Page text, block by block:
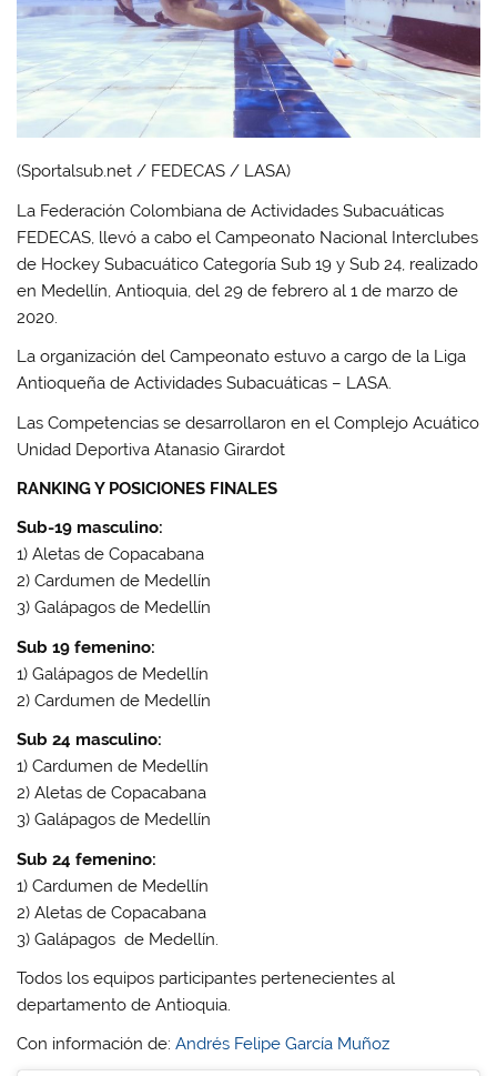
(Sportalsub.net / FEDECAS / LASA)
La Federación Colombiana de Actividades Subacuáticas
FEDECAS, llevó a cabo el Campeonato Nacional Interclubes
de Hockey Subacuático Categoría Sub 19 y Sub 24, realizado
en Medellín, Antioquia, del 29 de febrero al 1 de marzo de
2020.
La organización del Campeonato estuvo a cargo de la Liga
Antioqueña de Actividades Subacuáticas – LASA.
Las Competencias se desarrollaron en el Complejo Acuático
Unidad Deportiva Atanasio Girardot
RANKING Y POSICIONES FINALES
Sub-19 masculino:
1) Aletas de Copacabana
2) Cardumen de Medellín
3) Galápagos de Medellín
Sub 19 femenino:
1) Galápagos de Medellín
2) Cardumen de Medellín
Sub 24 masculino:
1) Cardumen de Medellín
2) Aletas de Copacabana
3) Galápagos de Medellín
Sub 24 femenino:
1) Cardumen de Medellín
2) Aletas de Copacabana
3) Galápagos de Medellín.
Todos los equipos participantes pertenecientes al
departamento de Antioquia.
Con información de:Andrés Felipe García Muñoz